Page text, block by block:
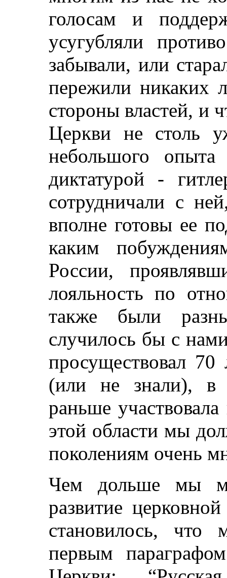
голосам и
усугубляли
забывали, или
пережили никаких
стороны властей, и
Церкви не столь
небольшого опыта
диктатурой -
сотрудничали с
вполне готовы ее
каким
России,
лояльность по
также были
случилось бы с
просуществовал
(или не знали), в
раньше
этой области мы
поколениям очень
Чем дольше мы
развитие
становилось, что
первым